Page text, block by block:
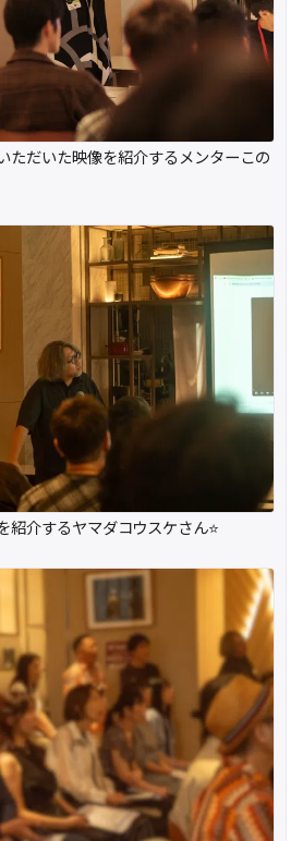
ただいた映像を紹介するメンターこの
紹介するヤマダコウスケさん⭐️